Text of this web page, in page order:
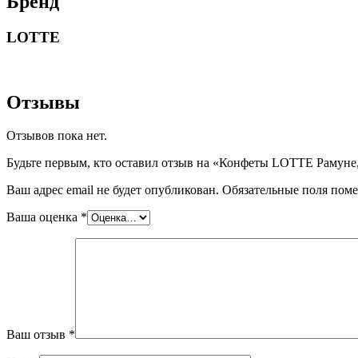
LOTTE
Отзывы
Отзывов пока нет.
Будьте первым, кто оставил отзыв на «Конфеты LOTTE
Ваш адрес email не будет опубликован. Обязательные поля
Ваша оценка *
Ваш отзыв *